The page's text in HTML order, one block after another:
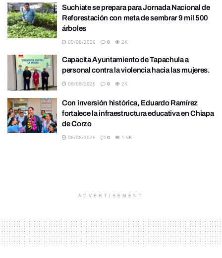
Suchiate se prepara para Jornada Nacional de
Reforestación con meta de sembrar 9 mil 500
árboles
09/08/2026 0 2K
Capacita Ayuntamiento de Tapachula a
personal contra la violencia hacia las mujeres.
08/08/2026 0 2K
Con inversión histórica, Eduardo Ramírez
fortalece la infraestructura educativa en Chiapa
de Corzo
08/08/2026 0 1.9K
ADVERTISEMENT